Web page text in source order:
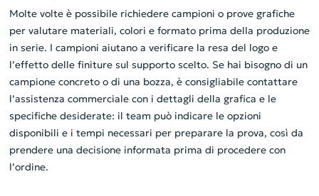
Molte volte è possibile richiedere campioni o prove grafiche
per valutare materiali, colori e formato prima della produzione
in serie. I campioni aiutano a verificare la resa del logo e
l’effetto delle finiture sul supporto scelto. Se hai bisogno di un
campione concreto o di una bozza, è consigliabile contattare
l’assistenza commerciale con i dettagli della grafica e le
specifiche desiderate: il team può indicare le opzioni
disponibili e i tempi necessari per preparare la prova, così da
prendere una decisione informata prima di procedere con
l’ordine.